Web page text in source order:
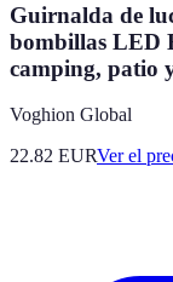
Guirnalda de
bombillas LED
camping, patio
Voghion Global
22.82 EURVer el